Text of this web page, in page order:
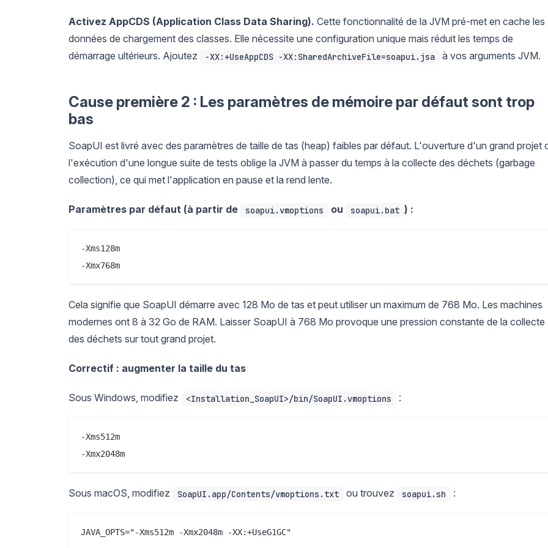
Activez AppCDS (Application Class Data Sharing). Cette fonctionnalité de la JVM pré-met en cache les
données de chargement des classes. Elle nécessite une configuration unique mais réduit les temps de
démarrage ultérieurs. Ajoutez
-XX:+UseAppCDS -XX:SharedArchiveFile=soapui.jsa à vos arguments JVM.
Cause première 2 : Les paramètres de mémoire par défaut sont trop
bas
SoapUI est livré avec des paramètres de taille de tas (heap) faibles par défaut. L'ouverture d'un grand projet
l'exécution d'une longue suite de tests oblige la JVM à passer du temps à la collecte des déchets (garbage
collection), ce qui met l'application en pause et la rend lente.
Paramètres par défaut (à partir de soapui.vmoptions ou soapui.bat ) :
-Xms128m
Cela signifie que SoapUI démarre avec 128 Mo de tas et peut utiliser un maximum de 768 Mo. Les machines
modernes ont 8 à 32 Go de RAM. Laisser SoapUI à 768 Mo provoque une pression constante de la collecte
des déchets sur tout grand projet.
Correctif : augmenter la taille du tas
Sous Windows, modifiez <Installation_SoapUI>/bin/SoapUI.vmoptions :
-Xms512m
Sous macOS, modifiez SoapUI.app/Contents/vmoptions.txt ou trouvez soapui.sh :